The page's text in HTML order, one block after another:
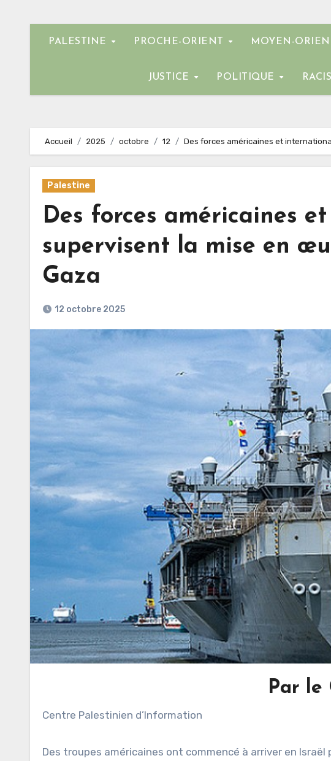
PALESTINE PROCHE-ORIENT MOYEN-
JUSTICE POLITIQUE
Accueil 2025 octobre 12 Des forces américaines et
Palestine
Des forces américaines
supervisent la mise en
Gaza
12 octobre 2025
Par le
Centre Palestinien d’Information
Des troupes américaines ont commencé à arriver en